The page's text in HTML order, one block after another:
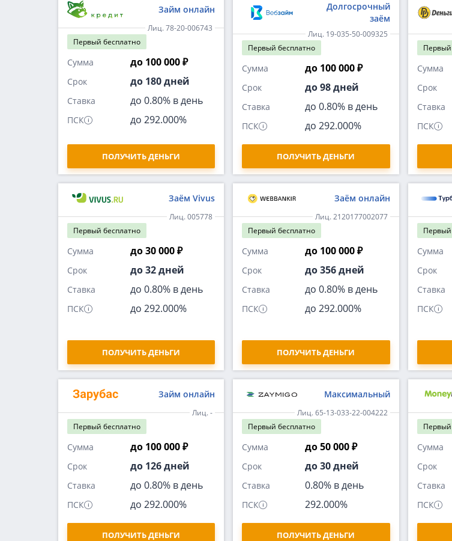
Займ онлайн
Лиц. 78-20-006743
Первый бесплатно
Сумма до 100 000 ₽
Срок до 180 дней
Ставка до 0.80% в день
ПСК до 292.000%
ПОЛУЧИТЬ ДЕНЬГИ
Долгосрочный
заём
Лиц. 19-035-50-009325
Первыйбесплатно
Сумма до 100 000 ₽
Срок до 98 дней
Ставка до 0.80% в день
ПСК до 292.000%
ПОЛУЧИТЬ ДЕНЬГИ
Первый
Сумма
Срок
Ставка
ПСК
Заём Vivus
Лиц. 005778
Первый бесплатно
Сумма до 30 000 ₽
Срок до 32 дней
Ставка до 0.80% в день
ПСК до 292.000%
ПОЛУЧИТЬ ДЕНЬГИ
Заём онлайн
Лиц. 2120177002077
Первыйбесплатно
Сумма до 100 000 ₽
Срок до 356 дней
Ставка до 0.80% в день
ПСК до 292.000%
ПОЛУЧИТЬ ДЕНЬГИ
Первый
Сумма
Срок
Ставка
ПСК
Займ онлайн
Лиц. -
Первый бесплатно
Сумма до 100 000 ₽
Срок до 126 дней
Ставка до 0.80% в день
ПСК до 292.000%
ПОЛУЧИТЬ ДЕНЬГИ
Максимальный
Лиц. 65-13-033-22-004222
Первыйбесплатно
Сумма до 50 000 ₽
Срок до 30 дней
Ставка 0.80% в день
ПСК 292.000%
ПОЛУЧИТЬ ДЕНЬГИ
Первый
Сумма
Срок
Ставка
ПСК